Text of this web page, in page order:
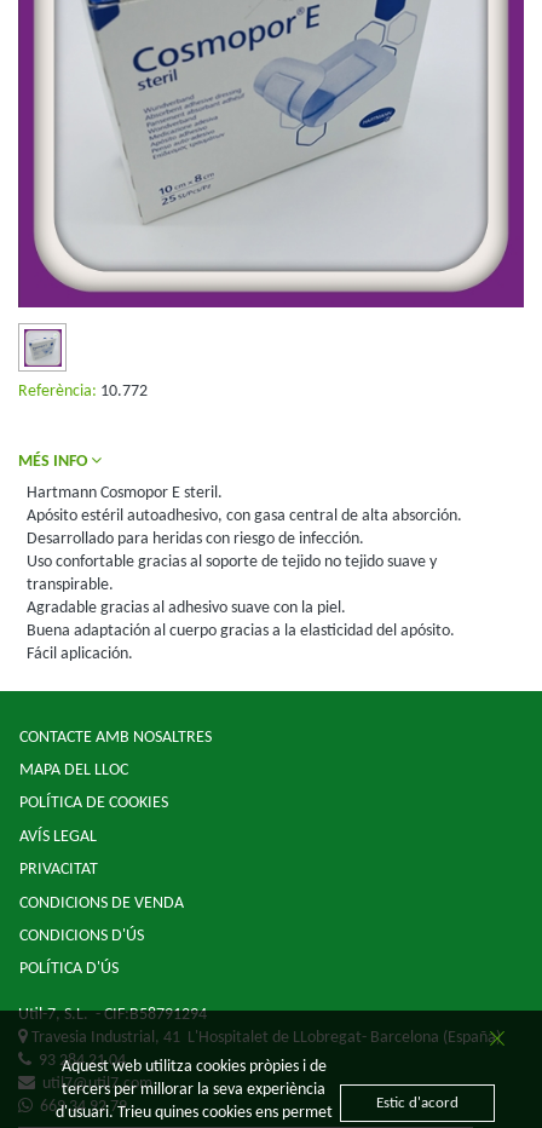
Referència: 10.772
MÉS INFO
Hartmann Cosmopor E steril.
Apósito estéril autoadhesivo, con gasa central de alta absorción.
Desarrollado para heridas con riesgo de infección.
Uso confortable gracias al soporte de tejido no tejido suave y
transpirable.
Agradable gracias al adhesivo suave con la piel.
Buena adaptación al cuerpo gracias a la elasticidad del apósito.
Fácil aplicación.
CONTACTE AMB NOSALTRES
MAPA DEL LLOC
POLÍTICA DE COOKIES
AVÍS LEGAL
PRIVACITAT
CONDICIONS DE VENDA
CONDICIONS D'ÚS
POLÍTICA D'ÚS
Util-7, S.L.- CIF:B58791294
Travesia Industrial, 41 L'Hospitalet de LLobregat- Barcelona (España)
93 284 21 04
util7@util7.com
669 34 92 79
Aquest web utilitza cookies pròpies i de
tercers per millorar la seva experiència
d'usuari. Trieu quines cookies ens permet
Estic d'acord